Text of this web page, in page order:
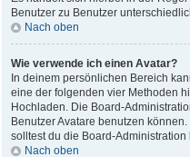
Benutzer zu Benutzer
Nach oben
Wie verwende ich einen Avatar?
In deinem persönlichen Bereich
eine der folgenden vier Methoden
Hochladen. Die Board-
Benutzer Avatare benutzen
solltest du die Board-Administration
Nach oben